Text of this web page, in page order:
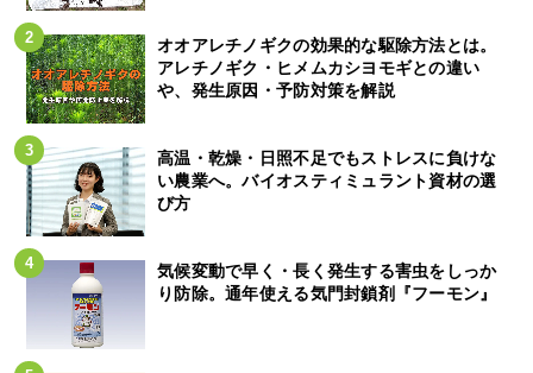
オオアレチノギクの効果的な駆除方法とは。
アレチノギク・ヒメムカシヨモギとの違い
や、発生原因・予防対策を解説
高温・乾燥・日照不足でもストレスに負けな
い農業へ。バイオスティミュラント資材の選
び方
気候変動で早く・長く発生する害虫をしっか
り防除。通年使える気門封鎖剤『フーモン』